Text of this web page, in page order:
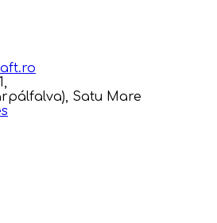
Satu Mare